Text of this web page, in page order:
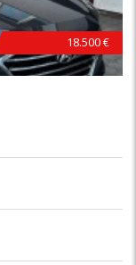
18.500 €